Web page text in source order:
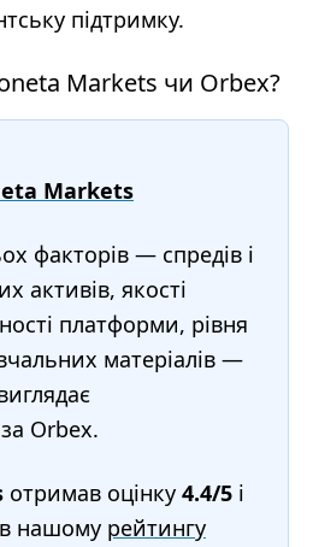
підтримку.
Markets чи Orbex?
Markets
факторів — спредів і
активів, якості
платформи, рівня
матеріалів —
Orbex.
отримав оцінку 4.4/5 і
нашому рейтингу